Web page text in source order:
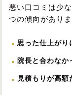
悪い口コミは少
つの傾向がありま
思った仕上がり
院長と合わなか
見積もりが高額